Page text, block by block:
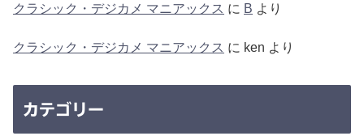
クラシック・デジカメ マニアックス に B より
クラシック・デジカメ マニアックス に ken より
カテゴリー